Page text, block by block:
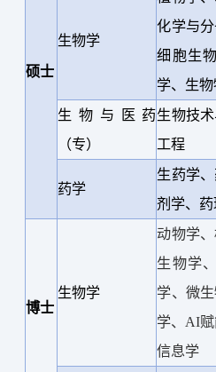
硕士
生物学
化学与分
细胞生
学、生
生物与医药
（专）
生物技
工程
药学
生药学
剂学、
博士
生物学
动物学
生物学
学、微
学、AI
信息学